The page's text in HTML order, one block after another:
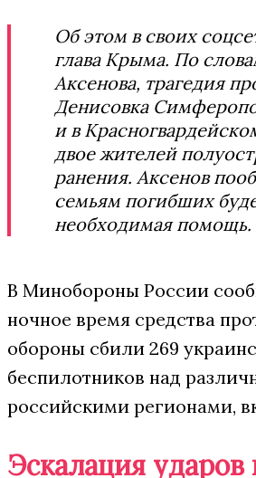
Об этом в своих
глава Крыма. По
Аксенова, трагедия
Денисовка
и в
двое жителей
ранения. Аксенов
семьям погибших
необходимая помощь.
В Минобороны России
ночное время средства
обороны сбили 269
беспилотников над
российскими регионами,
Эскалация ударов